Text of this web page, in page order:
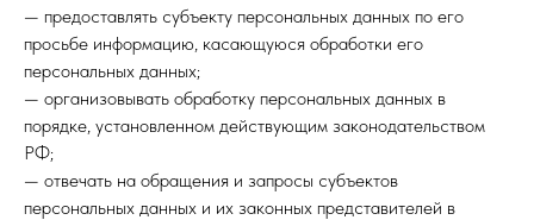
— предоставлять субъекту персональных данных по его
просьбе информацию, касающуюся обработки его
персональных данных;
— организовывать обработку персональных данных в
порядке, установленном действующим законодательством
РФ;
— отвечать на обращения и запросы субъектов
персональных данных и их законных представителей в